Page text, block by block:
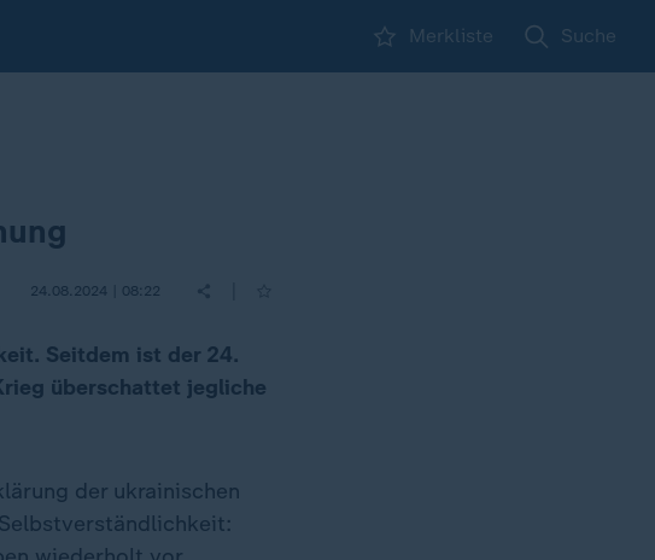
Merkliste Suche
24.08.2024 | 08:22
Seitdem ist der 24.
überschattet jegliche
der ukrainischen